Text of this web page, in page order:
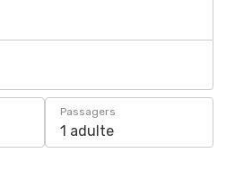
Passagers
1 adulte